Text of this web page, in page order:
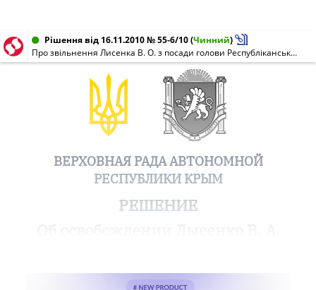
Рішення від 16.11.2010 № 55-6/10(Чинний)
Про звільнення Лисенка В. О. з посади голови Республіканського комітету Автономної Республіки Крим з торгівлі та захисту прав споживачів
ВЕРХОВНАЯ РАДА АВТОНОМНОЙ
РЕСПУБЛИКИ КРЫМ
РЕШЕНИЕ